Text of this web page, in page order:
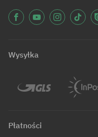
Wysyłka
Płatności